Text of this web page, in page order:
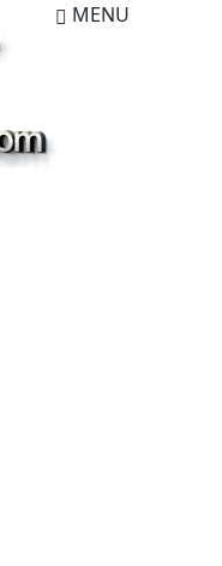
MENU